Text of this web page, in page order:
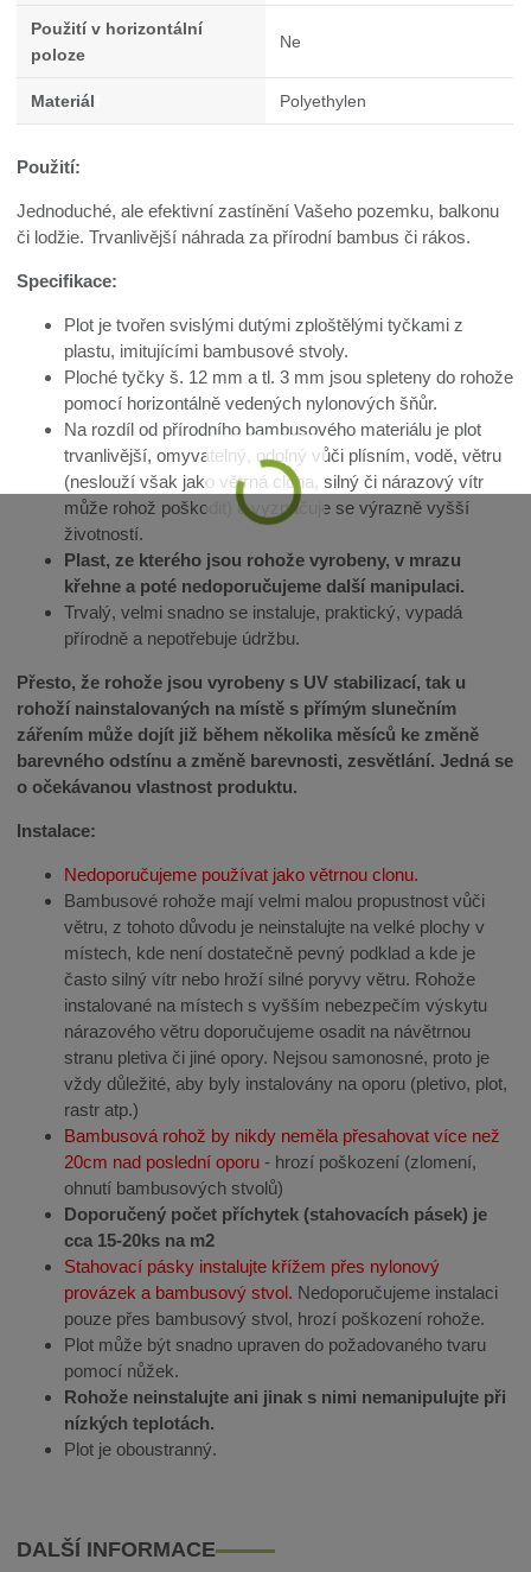
Použití v horizontální
poloze
Ne
Materiál Polyethylen
Použití:
Jednoduché, ale efektivní zastínění Vašeho pozemku, balkonu
či lodžie. Trvanlivější náhrada za přírodní bambus či rákos.
Specifikace:
Plot je tvořen svislými dutými zploštělými tyčkami z
plastu, imitujícími bambusové stvoly.
Ploché tyčky š. 12 mm a tl. 3 mm jsou spleteny do rohože
pomocí horizontálně vedených nylonových šňůr.
Na rozdíl od přírodního bambusového materiálu je plot
trvanlivější, omyvatelný, odolný vůči plísním, vodě, větru
(neslouží však jako větrná clona, silný či nárazový vítr
může rohož poškodit) a vyznačuje se výrazně vyšší
životností.
Plast, ze kterého jsou rohože vyrobeny, v mrazu
křehne a poté nedoporučujeme další manipulaci.
Trvalý, velmi snadno se instaluje, praktický, vypadá
přírodně a nepotřebuje údržbu.
Přesto, že rohože jsou vyrobeny s UV stabilizací, tak u
rohoží nainstalovaných na místě s přímým slunečním
zářením může dojít již během několika měsíců ke změně
barevného odstínu a změně barevnosti, zesvětlání. Jedná se
o očekávanou vlastnost produktu.
Instalace:
Nedoporučujeme používat jako větrnou clonu.
Bambusové rohože mají velmi malou propustnost vůči
větru, z tohoto důvodu je neinstalujte na velké plochy v
místech, kde není dostatečně pevný podklad a kde je
často silný vítr nebo hroží silné poryvy větru. Rohože
instalované na místech s vyšším nebezpečím výskytu
nárazového větru doporučujeme osadit na návětrnou
stranu pletiva či jiné opory. Nejsou samonosné, proto je
vždy důležité, aby byly instalovány na oporu (pletivo, plot,
rastr atp.)
Bambusová rohož by nikdy neměla přesahovat více než
20cm nad poslední oporu- hrozí poškození (zlomení,
ohnutí bambusových stvolů)
Doporučený počet příchytek (stahovacích pásek) je
cca 15-20ks na m2
Stahovací pásky instalujte křížem přes nylonový
provázek a bambusový stvol. Nedoporučujeme instalaci
pouze přes bambusový stvol, hrozí poškození rohože.
Plot může být snadno upraven do požadovaného tvaru
pomocí nůžek.
Rohože neinstalujte ani jinak s nimi nemanipulujte při
nízkých teplotách.
Plot je oboustranný.
DALŠÍ INFORMACE